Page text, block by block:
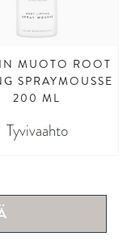
MUOTO ROOT
SPRAYMOUSSE
200 ML
Tyvivaahto